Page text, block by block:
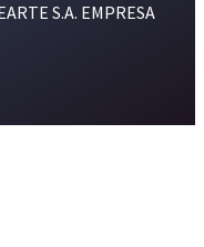
S.A. EMPRESA